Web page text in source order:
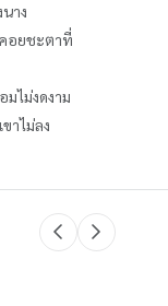
าง
อยชะตาที่
ไม่งดงาม
าไม่ลง